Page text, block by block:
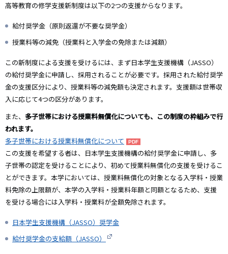
高等教育の修学支援新制度は以下の2つの支援からなります。
給付奨学金（原則返還が不要な奨学金）
授業料等の減免（授業料と入学金の免除または減額）
この新制度による支援を受けるには、まず日本学生支援機構（JASSO）
の給付奨学金に申請し、採用されることが必要です。採用された給付奨学
金の支援区分により、授業料等の減免額も決定されます。支援額は世帯収
入に応じて4つの区分があります。
また、 多子世帯における授業料無償化についても、この制度の枠組みで行
われます。
多子世帯における授業料無償化について
この支援を希望する者は、日本学生支援機構の給付奨学金に申請し、多
子世帯の認定を受けることにより、初めて授業料無償化の支援を受けるこ
とができます。本学においては、授業料無償化の対象となる入学料・授業
料免除の上限額が、本学の入学料・授業料年額と同額となるため、支援
を受ける場合には入学料・授業料が全額免除されます。
日本学生支援機構（JASSO）奨学金
給付奨学金の支給額（JASSO）